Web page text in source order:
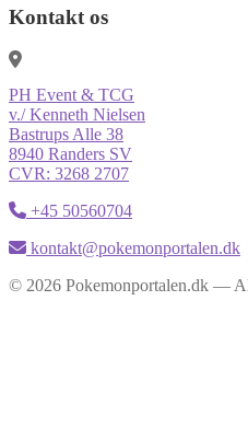
Kontakt os
PH Event & TCG
v./ Kenneth Nielsen
Bastrups Alle 38
8940 Randers SV
CVR: 3268 2707
+45 50560704
kontakt@pokemonportalen.dk
© 2026 Pokemonportalen.dk —